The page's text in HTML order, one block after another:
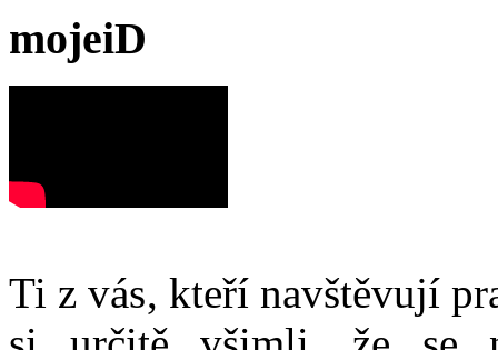
mojeiD
Ti z vás, kteří navštěvují